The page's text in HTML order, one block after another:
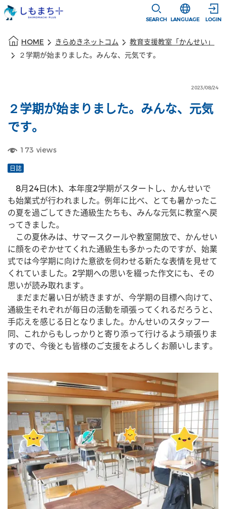
SEARCH
選択すると言
LANGUAGE LOGIN
HOME きらめきネットコム
教育支援教室「かんせい」
２学期が始まりました。みんな、元気です。
2023/08/24
２学期が始まりました。みんな、元気
です。
173 views
日誌
8月24日(木)、本年度2学期がスタートし、かんせいで
も始業式が行われました。例年に比べ、とても暑かったこ
の夏を過ごしてきた通級生たちも、みんな元気に教室へ戻
ってきました。
この夏休みは、サマースクールや教室開放で、かんせい
に顔をのぞかせてくれた通級生も多かったのですが、始業
式では今学期に向けた意欲を伺わせる新たな表情を見せて
くれていました。2学期への思いを綴った作文にも、その
思いが読み取れます。
まだまだ暑い日が続きますが、今学期の目標へ向けて、
通級生それぞれが毎日の活動を頑張ってくれるだろうと、
手応えを感じる日となりました。かんせいのスタッフ一
同、これからもしっかりと寄り添って行けるよう頑張りま
すので、今後とも皆様のご支援をよろしくお願いします。